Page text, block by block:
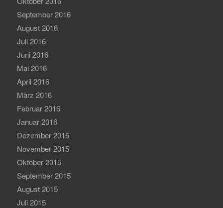
September 2016
August 2016
Juli 2016
Juni 2016
Mai 2016
April 2016
März 2016
Februar 2016
Januar 2016
Dezember 2015
November 2015
Oktober 2015
September 2015
August 2015
Juli 2015